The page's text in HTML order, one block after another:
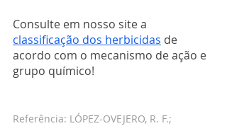
Consulte em nosso site a
classificação dos herbicidas de
acordo com o mecanismo de ação e
grupo químico!
Referência: LÓPEZ-OVEJERO, R. F.;